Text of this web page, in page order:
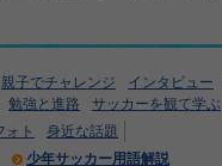
親子でチャレンジ インタビュー
勉強と進路
サッカーを観て学ぶ
ォト
身近な話題
少年サッカー用語解説